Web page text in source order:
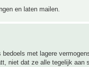
en laten mailen.
met lagere
niet dat ze alle tegelijk aan